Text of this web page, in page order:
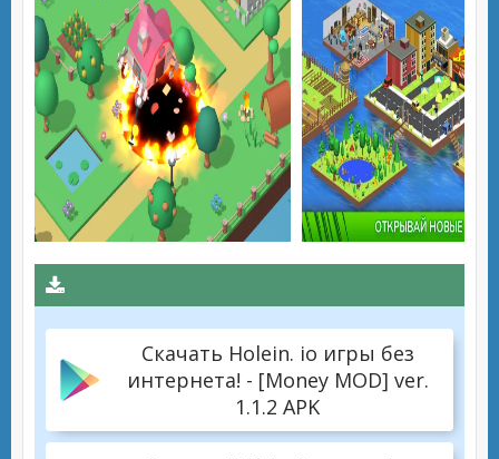
Скачать Holein. io игры без
интернета! - [Money MOD] ver.
1.1.2 APK